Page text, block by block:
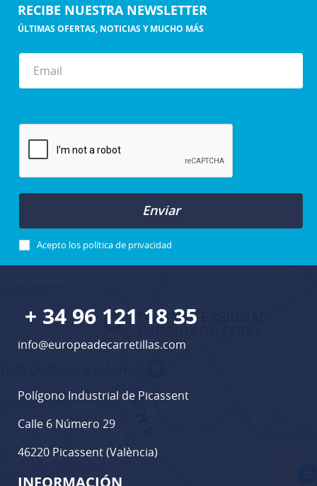
RECIBE NUESTRA NEWSLETTER
ÚLTIMAS OFERTAS, NOTICIAS Y MUCHO MÁS
Enviar
Acepto los política de privacidad
+ 34 96 121 18 35
info@europeadecarretillas.com
Polígono Industrial de Picassent
Calle 6 Número 29
46220 Picassent (València)
INFORMACIÓN